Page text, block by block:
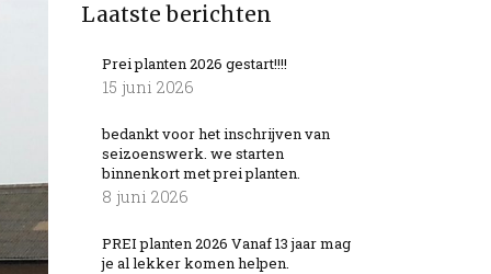
Laatste berichten
Prei planten 2026 gestart!!!!
15 juni 2026
bedankt voor het inschrijven van
seizoenswerk. we starten
binnenkort met prei planten.
8 juni 2026
PREI planten 2026 Vanaf 13 jaar mag
je al lekker komen helpen.